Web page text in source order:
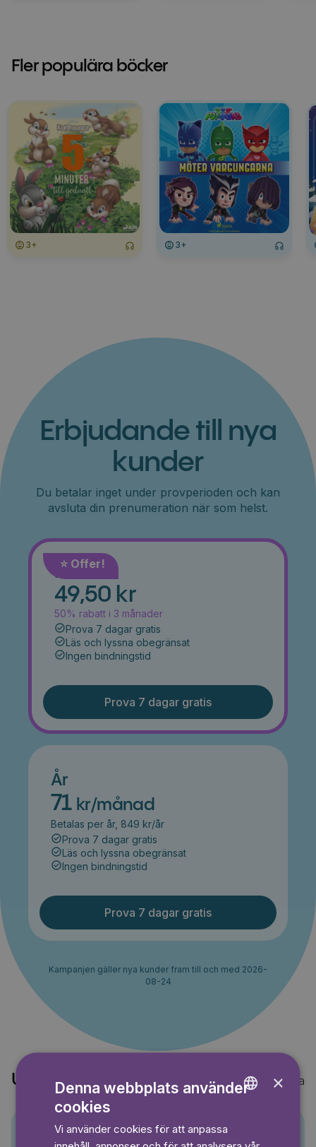
Fler populära böcker
3+ 3+
Erbjudande till nya
kunder
Du betalar inget under provperioden och kan
avsluta din prenumeration när som helst.
⭐️ Offer!
Månad
49,50 kr
50% rabatt i 3 månader
Prova 7 dagar gratis
Läs och lyssna obegränsat
Ingen bindningstid
Prova 7 dagar gratis
År
71 kr/månad
Betalas per år, 849 kr/år
Prova 7 dagar gratis
Läs och lyssna obegränsat
Ingen bindningstid
Prova 7 dagar gratis
Kampanjen gäller nya kunder fram till och med 2026-
08-24
Upptäck också Visa alla
×
Denna webbplats använder
cookies
Vi använder cookies för att anpassa